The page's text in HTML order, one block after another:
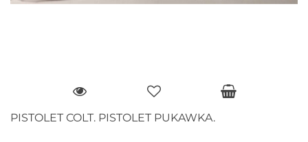
PISTOLET COLT. PISTOLET PUKAWKA.